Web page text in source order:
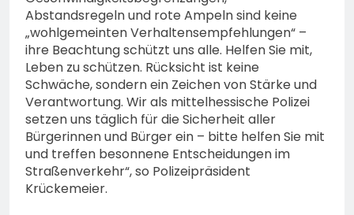
Abstandsregeln und rote Ampeln sind keine
„wohlgemeinten Verhaltensempfehlungen“ –
ihre Beachtung schützt uns alle. Helfen Sie mit,
Leben zu schützen. Rücksicht ist keine
Schwäche, sondern ein Zeichen von Stärke und
Verantwortung. Wir als mittelhessische Polizei
setzen uns täglich für die Sicherheit aller
Bürgerinnen und Bürger ein – bitte helfen Sie mit
und treffen besonnene Entscheidungen im
Straßenverkehr“, so Polizeipräsident
Krückemeier.